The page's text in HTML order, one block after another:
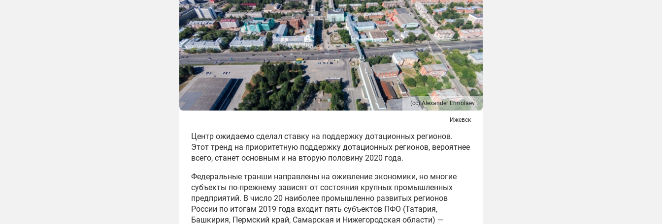
(сс) Alexander Ermolaev
Ижевск
Центр ожидаемо сделал ставку на поддержку дотационных регионов.
Этот тренд на приоритетную поддержку дотационных регионов, вероятнее
всего, станет основным и на вторую половину 2020 года.
Федеральные транши направлены на оживление экономики, но многие
субъекты по-прежнему зависят от состояния крупных промышленных
предприятий. В число 20 наиболее промышленно развитых регионов
России по итогам 2019 года входит пять субъектов ПФО (Татария,
Башкирия, Пермский край, Самарская и Нижегородская области) —